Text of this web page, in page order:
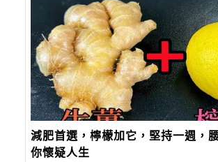
減肥首選，檸檬加它，堅持一週，
你懷疑人生